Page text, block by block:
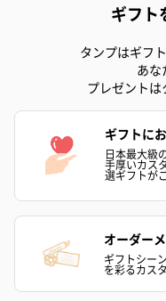
別途記載
幅20cm×
【フォー
【マイク
・LOGIC
水〉 30g
・オガワ
・浴室に置
時は高温
・直射日光
ギフト
タンプはギフ
あな
プレゼントは
ギフトに
日本最大級
手厚いカス
選ギフトが
オーダー
ギフトシー
を彩るカス